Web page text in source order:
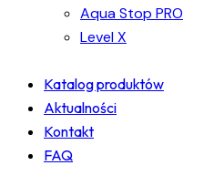
Aqua Stop PRO
Level X
Katalog produktów
Aktualności
Kontakt
FAQ